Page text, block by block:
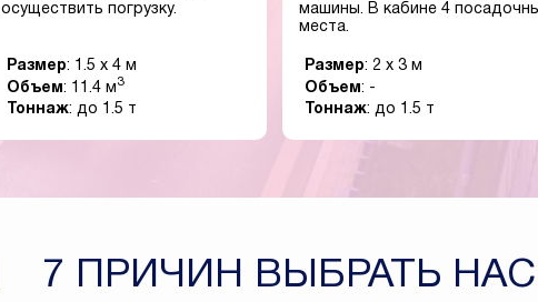
осуществить погрузку.
Размер: 1.5 x 4 м
Объем: 11.4 м 3
Тоннаж: до 1.5 т
машины. В кабине 4
места.
Размер: 2 x 3 м
Объем: -
Тоннаж: до 1.5 т
7 ПРИЧИН ВЫБРАТЬ НАС